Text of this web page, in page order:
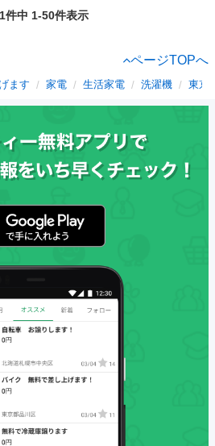
件中 1-50件表示
ページTOPへ
ます 家電 生活家電 洗濯機 東京